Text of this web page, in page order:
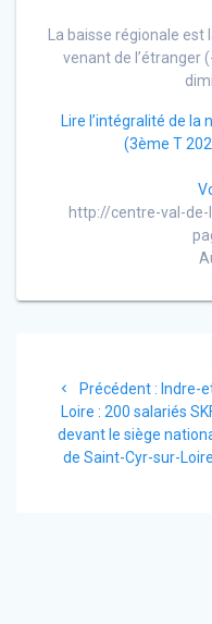
La baisse régionale
venant de l’étranger
Lire l’intégralité de
(3ème T
http://centre-val-de-
de
l’article
Précédent : Article
:
Indre-
Loire : 200 salariés
devant le siège
de Saint-Cyr-sur-Loire